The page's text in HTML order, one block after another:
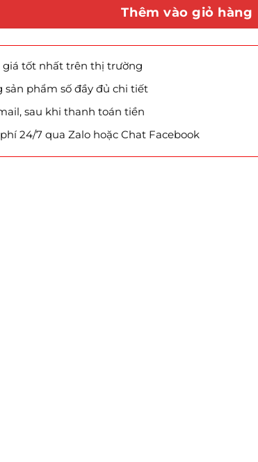
Thêm vào giỏ hàng
giá tốt nhất trên thị trường
phẩm số đầy đủ chi tiết
sau khi thanh toán tiền
24/7 qua Zalo hoặc Chat Facebook